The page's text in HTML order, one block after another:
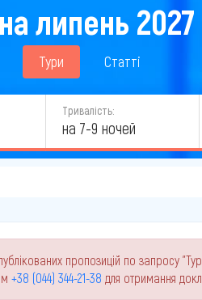
липень
Тури Статті
Тривалість:
на 7-9 ночей
пропозицій по запросу
+38 (044) 344-21-38 для отримання